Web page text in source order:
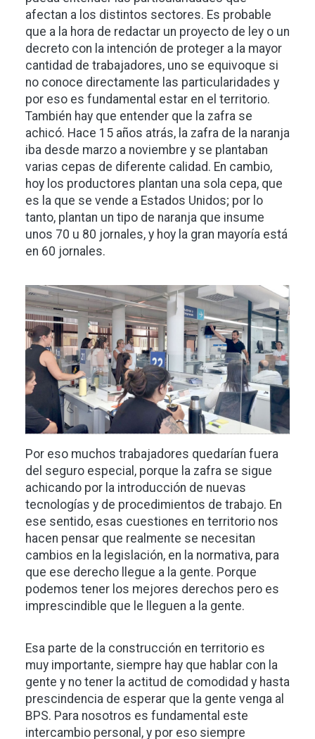
afectan a los distintos sectores. Es probable
que a la hora de redactar un proyecto de ley o un
decreto con la intención de proteger a la mayor
cantidad de trabajadores, uno se equivoque si
no conoce directamente las particularidades y
por eso es fundamental estar en el territorio.
También hay que entender que la zafra se
achicó. Hace 15 años atrás, la zafra de la naranja
iba desde marzo a noviembre y se plantaban
varias cepas de diferente calidad. En cambio,
hoy los productores plantan una sola cepa, que
es la que se vende a Estados Unidos; por lo
tanto, plantan un tipo de naranja que insume
unos 70 u 80 jornales, y hoy la gran mayoría está
en 60 jornales.
Imagen
Por eso muchos trabajadores quedarían fuera
del seguro especial, porque la zafra se sigue
achicando por la introducción de nuevas
tecnologías y de procedimientos de trabajo. En
ese sentido, esas cuestiones en territorio nos
hacen pensar que realmente se necesitan
cambios en la legislación, en la normativa, para
que ese derecho llegue a la gente. Porque
podemos tener los mejores derechos pero es
imprescindible que le lleguen a la gente.
Esa parte de la construcción en territorio es
muy importante, siempre hay que hablar con la
gente y no tener la actitud de comodidad y hasta
prescindencia de esperar que la gente venga al
BPS. Para nosotros es fundamental este
intercambio personal, y por eso siempre